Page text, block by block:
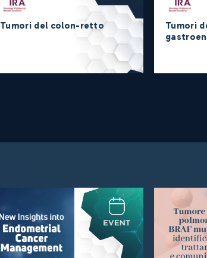
Tumori del colon-retto
Tumori